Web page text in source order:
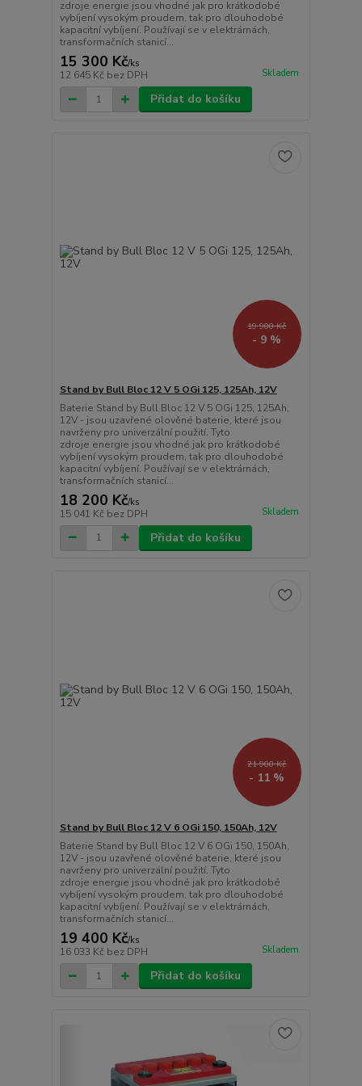
zdroje energie jsou vhodné jak pro krátkodobé
vybíjení vysokým proudem, tak pro dlouhodobé
kapacitní vybíjení. Používají se v elektrárnách,
transformačních stanicí...
15 300 Kč/ks
12 645 Kč bez DPH Skladem
Přidat do košíku
19 900 Kč
- 9 %
Stand by Bull Bloc 12 V 5 OGi 125, 125Ah, 12V
Baterie Stand by Bull Bloc 12 V 5 OGi 125, 125Ah,
12V - jsou uzavřené olověné baterie, které jsou
navrženy pro univerzální použití. Tyto
zdroje energie jsou vhodné jak pro krátkodobé
vybíjení vysokým proudem, tak pro dlouhodobé
kapacitní vybíjení. Používají se v elektrárnách,
transformačních stanicí...
18 200 Kč/ks
15 041 Kč bez DPH Skladem
Přidat do košíku
21 900 Kč
- 11 %
Stand by Bull Bloc 12 V 6 OGi 150, 150Ah, 12V
Baterie Stand by Bull Bloc 12 V 6 OGi 150, 150Ah,
12V - jsou uzavřené olověné baterie, které jsou
navrženy pro univerzální použití. Tyto
zdroje energie jsou vhodné jak pro krátkodobé
vybíjení vysokým proudem, tak pro dlouhodobé
kapacitní vybíjení. Používají se v elektrárnách,
transformačních stanicí...
19 400 Kč/ks
16 033 Kč bez DPH Skladem
Přidat do košíku